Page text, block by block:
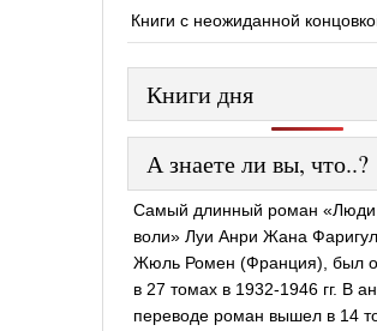
Книги с неожиданной
Книги дня
А знаете ли вы, что..?
Самый длинный роман «Люди
воли» Луи Анри Жана
Жюль Ромен (Франция), был
в 27 томах в 1932-1946 гг. В
переводе роман вышел в 14